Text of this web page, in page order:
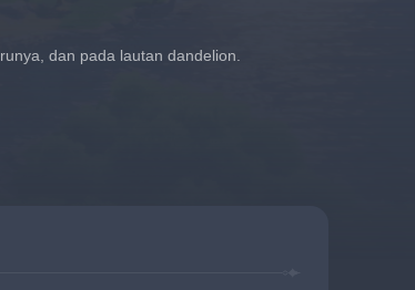
dan pada lautan dandelion.